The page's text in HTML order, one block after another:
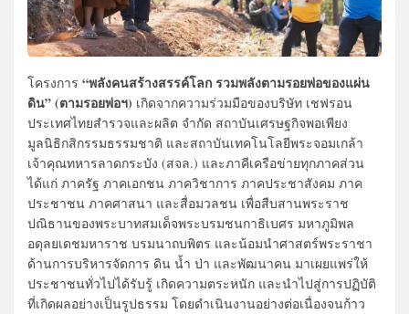
โครงการ “พลังคนสร้างสรรค์โลก รวมพลังตามรอยพ่อของแผ่น
ดิน” (ตามรอยพ่อฯ) เกิดจากความร่วมมือของบริษัท เชฟรอน
ประเทศไทยสำรวจและผลิต จำกัด สถาบันเศรษฐกิจพอเพียง
มูลนิธิกสิกรรมธรรมชาติ และสถาบันเทคโนโลยีพระจอมเกล้า
เจ้าคุณทหารลาดกระบัง (สจล.) และภาคีเครือข่ายทุกภาคส่วน
ได้แก่ ภาครัฐ ภาคเอกชน ภาควิชาการ ภาคประชาสังคม ภาค
ประชาชน ภาคศาสนา และสื่อมวลชน เพื่อสืบสานพระราช
ปณิธานของพระบาทสมเด็จพระบรมชนกาธิเบศร มหาภูมิพล
อดุลยเดชมหาราช บรมนาถบพิตร และน้อมนำศาสตร์พระราชา
ด้านการบริหารจัดการ ดิน น้ำ ป่า และพัฒนาคน มาเผยแพร่ให้
ประชาชนทั่วไปได้รับรู้ เกิดความตระหนัก และนำไปสู่การปฏิบัติ
ที่เกิดผลอย่างเป็นรูปธรรม โดยดำเนินงานอย่างต่อเนื่องจนก้าว